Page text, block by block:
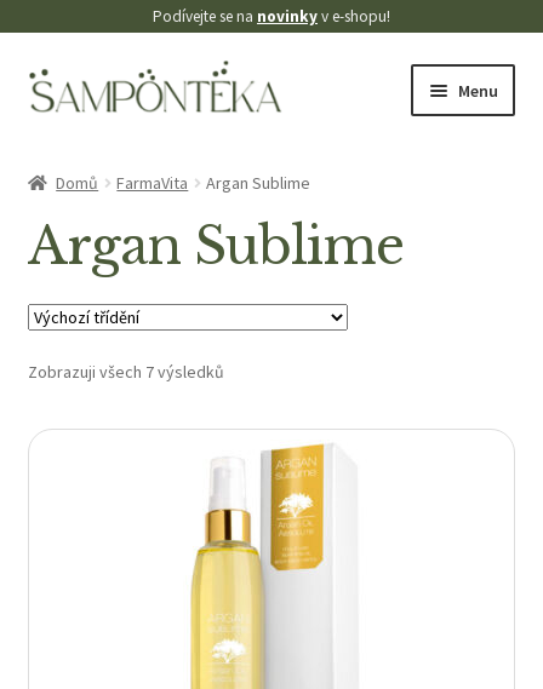
Podívejte se na novinkyv e-shopu!
Přeskočit
na
Přejít
k
Menu
Cookies
Domů FarmaVita Argan Sublime
Argan Sublime
Zobrazuji všech 7 výsledků